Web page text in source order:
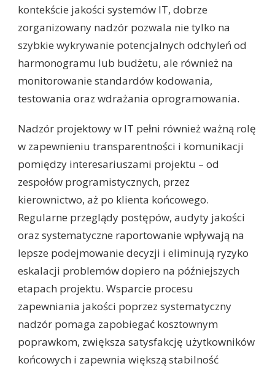
kontekście jakości systemów IT, dobrze
zorganizowany nadzór pozwala nie tylko na
szybkie wykrywanie potencjalnych odchyleń od
harmonogramu lub budżetu, ale również na
monitorowanie standardów kodowania,
testowania oraz wdrażania oprogramowania.
Nadzór projektowy w IT pełni również ważną rolę
w zapewnieniu transparentności i komunikacji
pomiędzy interesariuszami projektu – od
zespołów programistycznych, przez
kierownictwo, aż po klienta końcowego.
Regularne przeglądy postępów, audyty jakości
oraz systematyczne raportowanie wpływają na
lepsze podejmowanie decyzji i eliminują ryzyko
eskalacji problemów dopiero na późniejszych
etapach projektu. Wsparcie procesu
zapewniania jakości poprzez systematyczny
nadzór pomaga zapobiegać kosztownym
poprawkom, zwiększa satysfakcję użytkowników
końcowych i zapewnia większą stabilność